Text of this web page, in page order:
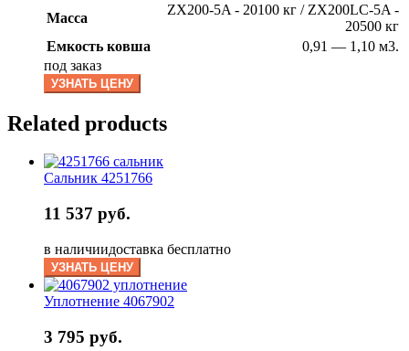
Масса
ZX200-5A - 20100 кг / ZX200LC-5A -
20500 кг
Емкость ковша
0,91 — 1,10 м3.
под заказ
УЗНАТЬ ЦЕНУ
Related products
Сальник 4251766
11 537 руб.
в наличиидоставка бесплатно
УЗНАТЬ ЦЕНУ
Уплотнение 4067902
3 795 руб.